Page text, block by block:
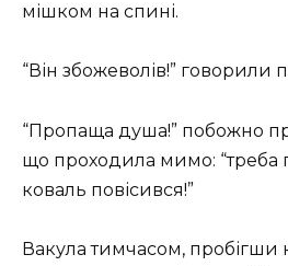
мішком на спині.
“Він збожеволів!” говорили
“Пропаща душа!” побожно
що проходила мимо: “треба
коваль повісився!”
Вакула тимчасом, пробігши